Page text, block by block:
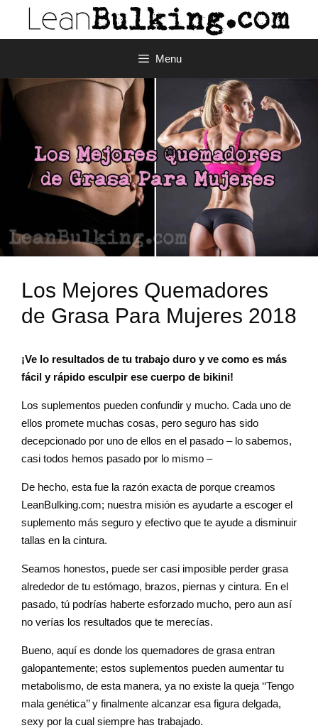
Menu
Los Mejores Quemadores
de Grasa Para Mujeres 2018
¡Ve lo resultados de tu trabajo duro y ve como es más
fácil y rápido esculpir ese cuerpo de bikini!
Los suplementos pueden confundir y mucho. Cada uno de
ellos promete muchas cosas, pero seguro has sido
decepcionado por uno de ellos en el pasado – lo sabemos,
casi todos hemos pasado por lo mismo –
De hecho, esta fue la razón exacta de porque creamos
LeanBulking.com; nuestra misión es ayudarte a escoger el
suplemento más seguro y efectivo que te ayude a disminuir
tallas en la cintura.
Seamos honestos, puede ser casi imposible perder grasa
alrededor de tu estómago, brazos, piernas y cintura. En el
pasado, tú podrías haberte esforzado mucho, pero aun así
no verías los resultados que te merecías.
Bueno, aquí es donde los quemadores de grasa entran
galopantemente; estos suplementos pueden aumentar tu
metabolismo, de esta manera, ya no existe la queja ‘‘Tengo
mala genética’’ y finalmente alcanzar esa figura delgada,
sexy por la cual siempre has trabajado.